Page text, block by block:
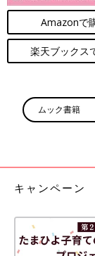
Amazonで
楽天ブックス
ムック書籍
キャンペーン